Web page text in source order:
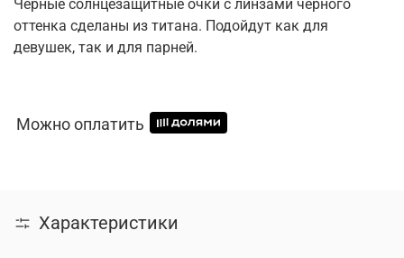
Черные солнцезащитные очки с линзами черного
оттенка сделаны из титана. Подойдут как для
девушек, так и для парней.
Можно оплатить
Характеристики